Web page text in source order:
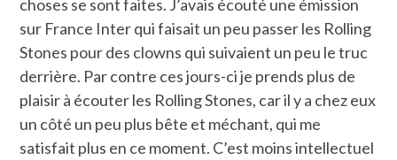
choses se sont faites. J’avais écouté une émission
sur France Inter qui faisait un peu passer les Rolling
Stones pour des clowns qui suivaient un peu le truc
derrière. Par contre ces jours-ci je prends plus de
plaisir à écouter les Rolling Stones, car il y a chez eux
un côté un peu plus bête et méchant, qui me
satisfait plus en ce moment. C’est moins intellectuel